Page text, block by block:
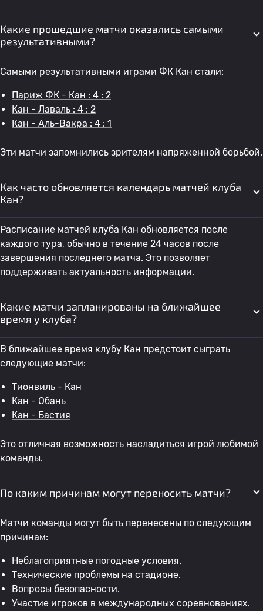
Какие прошедшие матчи оказались самыми
результативными?
Самыми результативными играми ФК Кан стали:
Париж ФК - Кан : 4 : 2
Кан - Лаваль : 4 : 2
Кан - Аль-Вакра : 4 : 1
Эти матчи запомнились зрителям напряженной борьбой.
Как часто обновляется календарь матчей клуба
Кан?
Расписание матчей клуба Кан обновляется после
каждого тура, обычно в течение 24 часов после
завершения последнего матча. Это позволяет
поддерживать актуальность информации.
Какие матчи запланированы на ближайшее
время у клуба?
В ближайшее время клубу Кан предстоит сыграть
следующие матчи:
Тионвиль - Кан
Кан - Обань
Кан - Бастия
Это отличная возможность насладиться игрой любимой
команды.
По каким причинам могут переносить матчи?
Матчи команды могут быть перенесены по следующим
причинам:
Неблагоприятные погодные условия.
Технические проблемы на стадионе.
Вопросы безопасности.
Участие игроков в международных соревнованиях.